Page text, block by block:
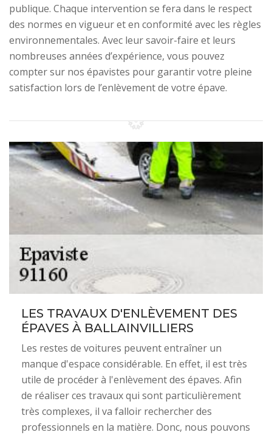
publique. Chaque intervention se fera dans le respect
des normes en vigueur et en conformité avec les règles
environnementales. Avec leur savoir-faire et leurs
nombreuses années d’expérience, vous pouvez
compter sur nos épavistes pour garantir votre pleine
satisfaction lors de l’enlèvement de votre épave.
LES TRAVAUX D'ENLÈVEMENT DES
ÉPAVES À BALLAINVILLIERS
Les restes de voitures peuvent entraîner un
manque d'espace considérable. En effet, il est très
utile de procéder à l'enlèvement des épaves. Afin
de réaliser ces travaux qui sont particulièrement
très complexes, il va falloir rechercher des
professionnels en la matière. Donc, nous pouvons